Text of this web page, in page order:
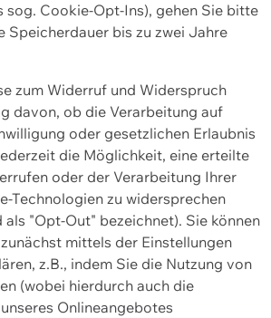
sog. Cookie-Opt-Ins), gehen Sie bitte
Speicherdauer bis zu zwei Jahre
zum Widerruf und Widerspruch
davon, ob die Verarbeitung auf
oder gesetzlichen Erlaubnis
die Möglichkeit, eine erteilte
oder der Verarbeitung Ihrer
Technologien zu widersprechen
als "Opt-Out" bezeichnet). Sie können
mittels der Einstellungen
z.B., indem Sie die Nutzung von
(wobei hierdurch auch die
Onlineangebotes